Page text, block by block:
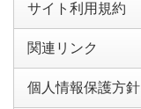
サイト利用規約
関連リンク
個人情報保護方針